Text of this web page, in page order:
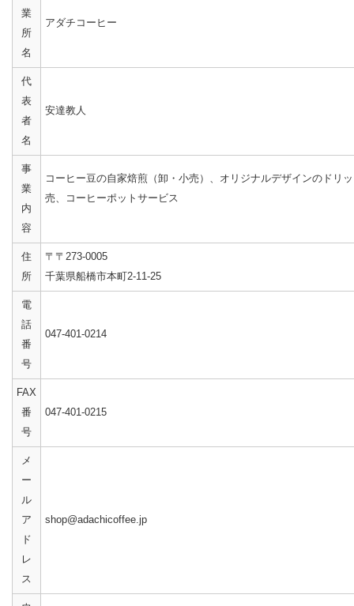
業
所
名
アダチコーヒー
代
表
者
名
安達教人
事
業
内
容
コーヒー豆の自家焙煎（卸・小売）、オリジナルデザインのドリ
売、コーヒーポットサービス
住
所
〒〒273-0005
千葉県船橋市本町2-11-25
電
話
番
号
047-401-0214
FAX
番
号
047-401-0215
メ
ー
ル
ア
ド
レ
ス
shop@adachicoffee.jp